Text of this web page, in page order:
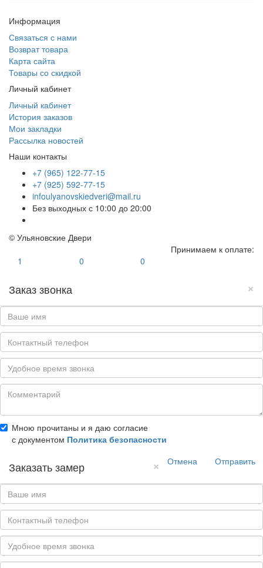
Информация
Связаться с нами
Возврат товара
Карта сайта
Товары со скидкой
Личный кабинет
Личный кабинет
История заказов
Мои закладки
Рассылка новостей
Наши контакты
+7 (965) 122-77-15
+7 (925) 592-77-15
infoulyanovskiedveri@mail.ru
Без выходных с 10:00 до 20:00
© Ульяновские Двери
Принимаем к оплате:
1
0 0
×
Заказ звонка
Мною прочитаны и я даю согласие
с документом Политика безопасности
Отмена
Отправить
×
Заказать замер